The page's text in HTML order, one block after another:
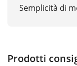
Semplicità di
Prodotti